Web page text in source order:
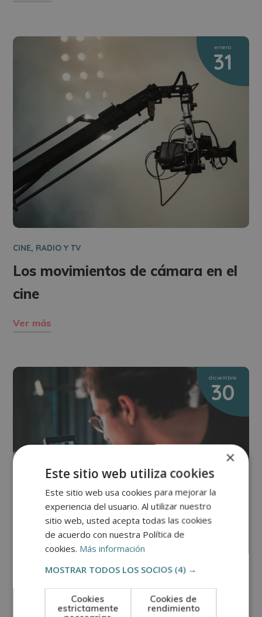
enero
31
CINE, RADIO Y TV
Los movimientos de cámara en el
cine
Ver más
diciembre
30
¿Qué tipos de plano se usan en el
×
Este sitio web utiliza cookies
Este sitio web usa cookies para mejorar la
experiencia del usuario. Al utilizar nuestro
sitio web, usted acepta todas las cookies
de acuerdo con nuestra Política de
cookies. Más información
MOSTRAR TODOS LOS SOCIOS (4) →
Cookies
estrictamente
Cookies de
rendimiento